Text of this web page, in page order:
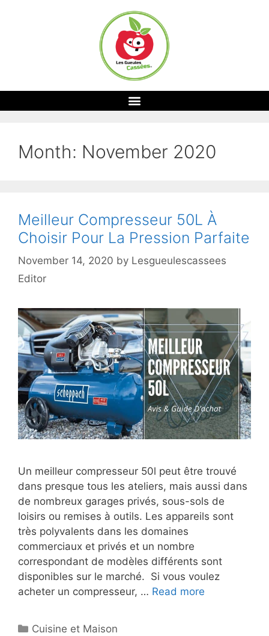
Month: November 2020
Meilleur Compresseur 50L À
Choisir Pour La Pression Parfaite
November 14, 2020 by Lesgueulescassees
Editor
Un meilleur compresseur 50l peut être trouvé
dans presque tous les ateliers, mais aussi dans
de nombreux garages privés, sous-sols de
loisirs ou remises à outils. Les appareils sont
très polyvalents dans les domaines
commerciaux et privés et un nombre
correspondant de modèles différents sont
disponibles sur le marché. Si vous voulez
acheter un compresseur, … Read more
Cuisine et Maison